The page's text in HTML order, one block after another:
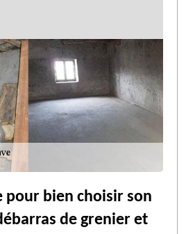
pour bien choisir son
de grenier et